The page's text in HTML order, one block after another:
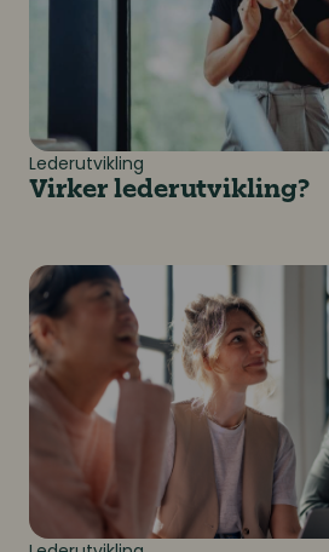
Lederutvikling
Virker lederutvikling?
Slik lykkes Sweco med